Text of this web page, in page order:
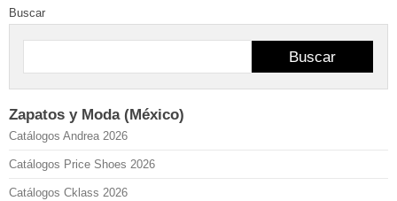
Buscar
Buscar
Zapatos y Moda (México)
Catálogos Andrea 2026
Catálogos Price Shoes 2026
Catálogos Cklass 2026